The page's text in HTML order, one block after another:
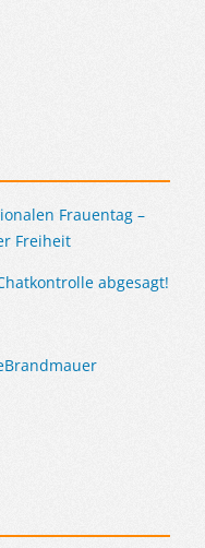
Frauentag –
Freiheit
abgesagt!